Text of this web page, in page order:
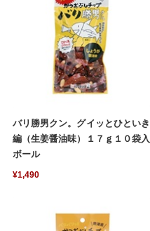
バリ勝男クン。グイッとひといき
編（生姜醤油味）１７ｇ１０袋入
ボール
¥1,490